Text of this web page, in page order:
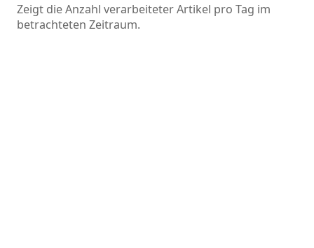
Zeigt die Anzahl verarbeiteter Artikel pro Tag im
betrachteten Zeitraum.